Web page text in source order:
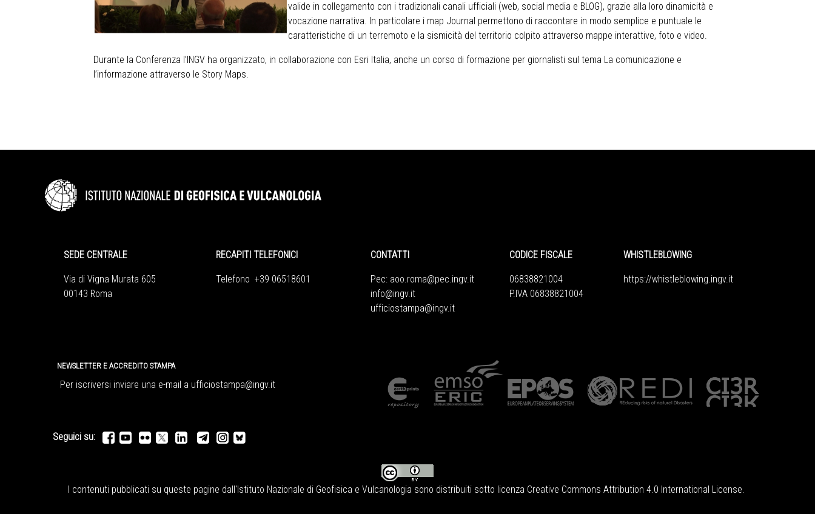
valide in collegamento con i tradizionali canali ufficiali (web, social media e BLOG), grazie alla loro dinamicità e
vocazione narrativa. In particolare i map Journal permettono di raccontare in modo semplice e puntuale le
caratteristiche di un terremoto e la sismicità del territorio colpito attraverso mappe interattive, foto e video.
Durante la Conferenza l’INGV ha organizzato, in collaborazione con Esri Italia, anche un corso di formazione per giornalisti sul tema La comunicazione e
l’informazione attraverso le Story Maps.
SEDE CENTRALE
Via di Vigna Murata 605
00143 Roma
RECAPITI TELEFONICI
Telefono +39 06518601
CONTATTI
Pec: aoo.roma@pec.ingv.it
info@ingv.it
ufficiostampa@ingv.it
CODICE FISCALE
06838821004
P.IVA 06838821004
WHISTLEBLOWING
https://whistleblowing.ingv.it
NEWSLETTER E ACCREDITO STAMPA
Per iscriversi inviare una e-mail a ufficiostampa@ingv.it
Seguici su:
I contenuti pubblicati su queste pagine dall'Istituto Nazionale di Geofisica e Vulcanologia sono distribuiti sotto licenza Creative Commons Attribution 4.0 International License.